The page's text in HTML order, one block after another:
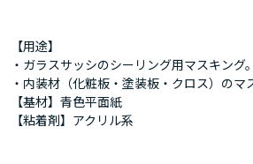
【用途】
・ガラスサッシのシーリング用マスキング。
・内装材（化粧板・塗装板・クロス）のマ
【基材】青色平面紙
【粘着剤】アクリル系